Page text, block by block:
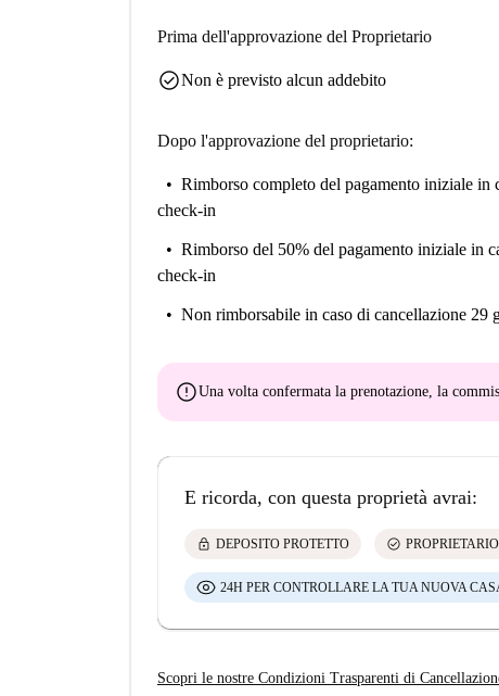
vivace.
Prima dell'approvazione del Proprietario
check_circleNon è previsto alcun addebito
Dopo l'approvazione del proprietario:
Rimborso completo del pagamento iniziale in
check-in
Rimborso del 50% del pagamento iniziale in
check-in
Non rimborsabile in caso di cancellazione 29
errorUna volta confermata la prenotazione, la
E ricorda, con questa proprietà avrai:
lock DEPOSITO PROTETTO check_circle
24H PER CONTROLLARE LA TUA NUOVA
Scopri le nostre Condizioni Trasparenti di